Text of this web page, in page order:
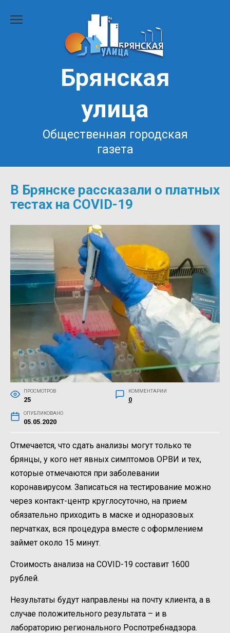
Брянская
улица
Общественная городская
газета
В Брянске рассказали о платных
тестах на COVID-19
ПРОСМОТРОВ
25
КОММЕНТАРИИ
0
ОПУБЛИКОВАНО
05.05.2020
Отмечается, что сдать анализы могут только те
брянцы, у кого нет явных симптомов ОРВИ и тех,
которые отмечаются при заболевании
коронавирусом. Записаться на тестирование можно
через контакт-центр круглосуточно, на прием
обязательно приходить в маске и одноразовых
перчатках, вся процедура вместе с оформлением
займет около 15 минут.
Стоимость анализа на COVID-19 составит 1600
рублей.
Hезультаты будут направлены на почту клиента, а в
случае положительного результата – и в
лабораторию регионального Роспотребнадзора.